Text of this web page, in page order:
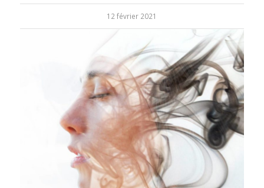
12 février 2021